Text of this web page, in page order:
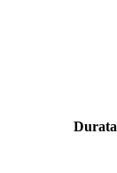
Durata